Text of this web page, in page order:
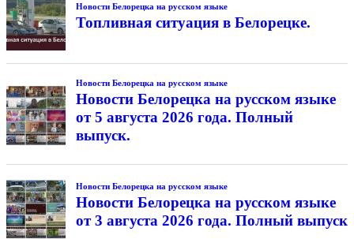
Новости Белорецка на русском языке
Топливная ситуация в Белорецке.
Новости Белорецка на русском языке
Новости Белорецка на русском языке
от 5 августа 2026 года. Полный
выпуск.
Новости Белорецка на русском языке
Новости Белорецка на русском языке
от 3 августа 2026 года. Полный выпуск